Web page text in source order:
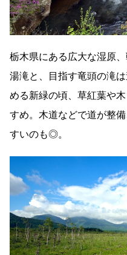
栃木県にある広大な湿原
湯滝と、目指す竜頭の滝
める新緑の頃、草紅葉や
すめ。木道などで道が整
すいのも◎。